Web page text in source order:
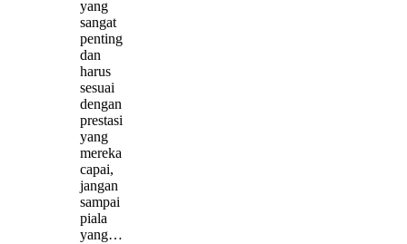
yang
sangat
penting
dan
harus
sesuai
dengan
prestasi
yang
mereka
capai,
jangan
sampai
piala
yang…